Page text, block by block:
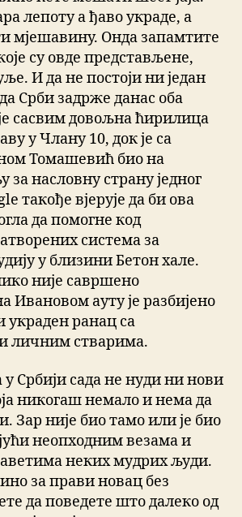
лепоту а ђаво украде, а
мјешавину. Онда запамтите
су овде представљене,
И да не постоји ни један
Срби задрже данас оба
сасвим довољна ћирилица
у Члану 10, док је са
Томашевић био на
за насловну страну једног
такође вjерује да би ова
да помогне код
система за
у близини Бетон хале.
није савршено
Ивановом ауту је разбијено
украден ранац са
личним стварима.
Србији сада не нуди ни нови
никогаш немало и нема да
Зар није био тамо или је био
неопходним везама и
неких мудрих људи.
за прави новац без
да поведете што далеко од